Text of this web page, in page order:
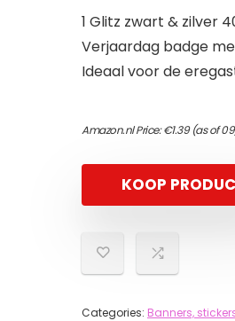
1 Glitz zwart & zilver
Verjaardag badge
Ideaal voor de
Amazon.nl Price:€1.39(as of
KOOP
Categories: Banners,